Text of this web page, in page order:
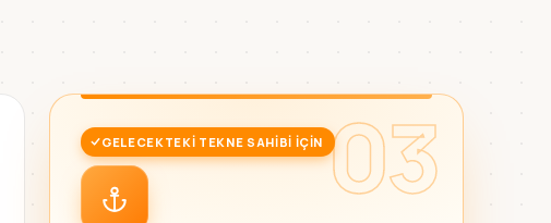
03
GELECEKTEKI TEKNE SAHIBI IÇIN